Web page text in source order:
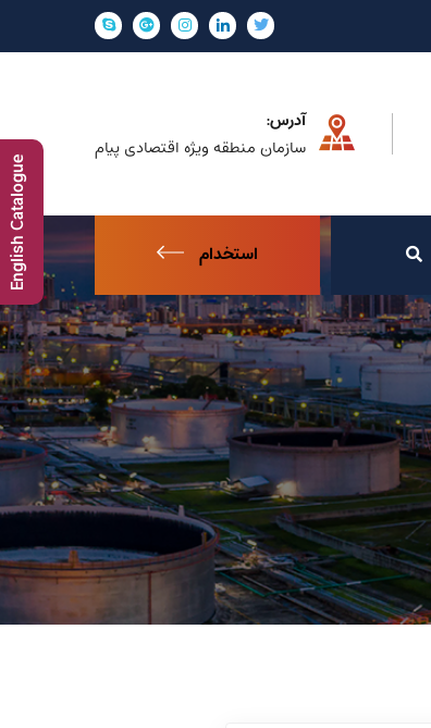
آدرس:
سازمان منطقه ویژه اقتصادی پیام
استخدام English Catalogue